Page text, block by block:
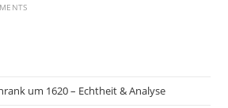
um 1620 – Echtheit & Analyse